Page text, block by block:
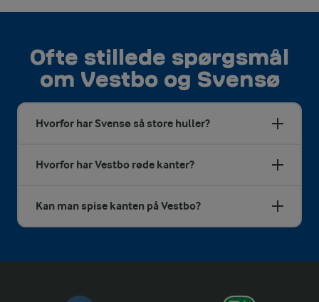
Ofte stillede spørgsmål
om Vestbo og Svensø
Hvorfor har Svensø så store huller?
Hvorfor har Vestbo røde kanter?
Kan man spise kanten på Vestbo?